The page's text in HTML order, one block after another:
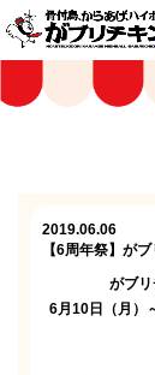
2019.06.06
【6周年祭】が
がブ
6月10日（月）